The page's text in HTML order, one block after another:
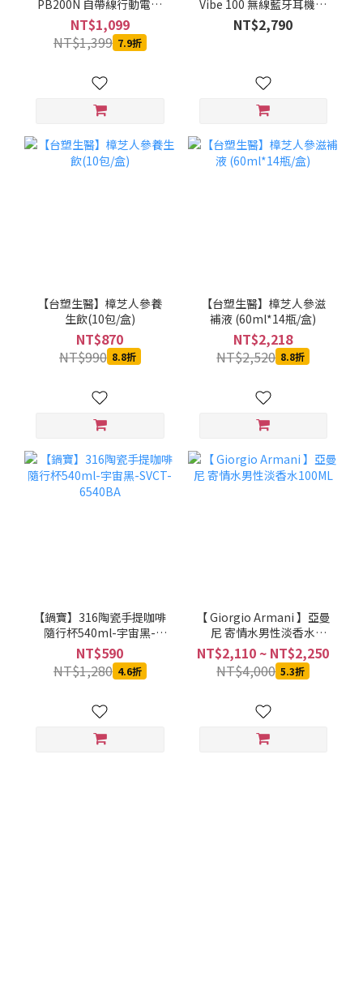
PB200N 自帶線行動電源
20000mAh-55W (銀白)-
MOBCUKPOBOR046
NT$1,099
NT$1,399 7.9折
Vibe 100 無線藍牙耳機麥
克風(石墨灰/珍珠白/玫瑰
粉)
NT$2,790
【台塑生醫】樟芝人參養
生飲(10包/盒)
NT$870
NT$990 8.8折
【台塑生醫】樟芝人參滋
補液 (60ml*14瓶/盒)
NT$2,218
NT$2,520 8.8折
【鍋寶】316陶瓷手提咖啡
隨行杯540ml-宇宙黑-
SVCT-6540BA
NT$590
NT$1,280 4.6折
【 Giorgio Armani 】亞曼
尼 寄情水男性淡香水
100ML
NT$2,110 ~ NT$2,250
NT$4,000 5.3折